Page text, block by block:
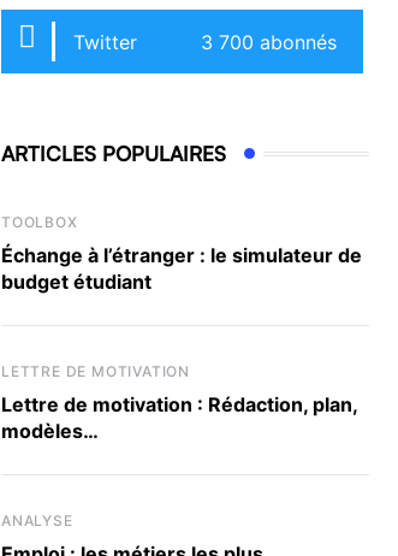
Twitter 3 700 abonnés
ARTICLES POPULAIRES
TOOLBOX
Échange à l’étranger : le simulateur de
budget étudiant
LETTRE DE MOTIVATION
Lettre de motivation : Rédaction, plan,
modèles…
ANALYSE